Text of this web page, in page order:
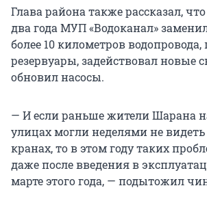
Глава района также рассказал,
два года МУП «Водоканал»
более 10 километров
резервуары, задействовал новые
обновил насосы.
— И если раньше жители Шарана
улицах могли неделями не видеть
кранах, то в этом году таких
даже после введения в
марте этого года, — подытожил